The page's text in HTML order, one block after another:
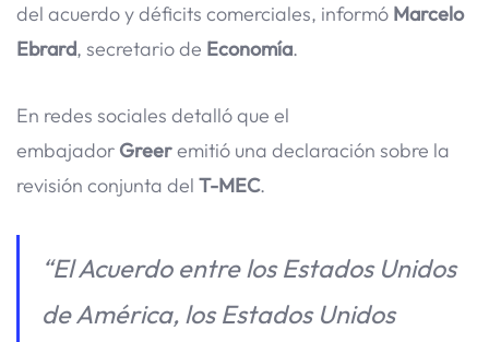
del acuerdo y déficits comerciales, informó Marcelo
Ebrard, secretario de Economía.
En redes sociales detalló que el
embajador Greeremitió una declaración sobre la
revisión conjunta del T-MEC.
“El Acuerdo entre los Estados Unidos
de América, los Estados Unidos